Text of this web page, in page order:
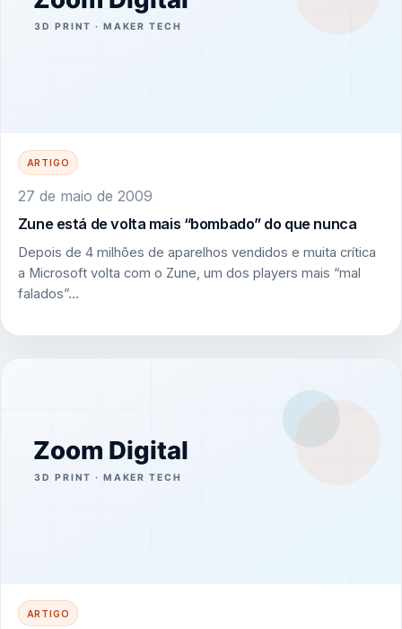
ARTIGO
27 de maio de 2009
Zune está de volta mais “bombado” do que nunca
Depois de 4 milhões de aparelhos vendidos e muita crítica
a Microsoft volta com o Zune, um dos players mais “mal
falados”…
ARTIGO